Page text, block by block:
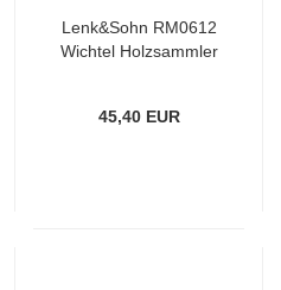
Lenk&Sohn RM0612
Wichtel Holzsammler
45,40 EUR